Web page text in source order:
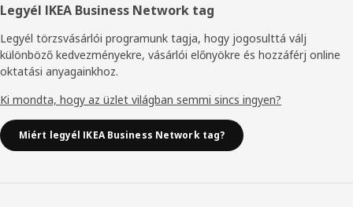
Legyél IKEA Business Network tag
Legyél törzsvásárlói programunk tagja, hogy jogosulttá válj
különböző kedvezményekre, vásárlói előnyökre és hozzáférj online
oktatási anyagainkhoz.
Ki mondta, hogy az üzlet világban semmi sincs ingyen?
Miért legyél IKEA Business Network tag?